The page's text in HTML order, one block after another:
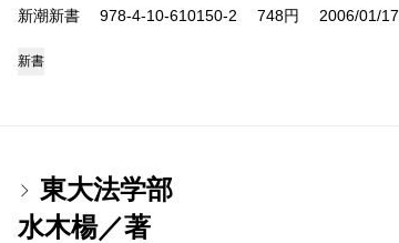
新潮新書 978-4-10-610150-2 748円 2006/01/17
新書
東大法学部
水木楊／著